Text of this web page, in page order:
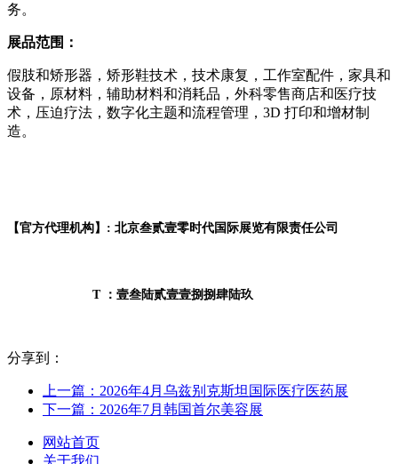
务。
展品范围：
假肢和矫形器，矫形鞋技术，技术康复，工作室配件，家具和
设备，原材料，辅助材料和消耗品，外科零售商店和医疗技
术，压迫疗法，数字化主题和流程管理，3D 打印和增材制
造。
【官方代理机构】: 北京叁贰壹零时代国际展览有限责任公司
T ：壹叁陆贰壹壹捌捌肆陆玖
分享到：
上一篇：2026年4月乌兹别克斯坦国际医疗医药展
下一篇：2026年7月韩国首尔美容展
网站首页